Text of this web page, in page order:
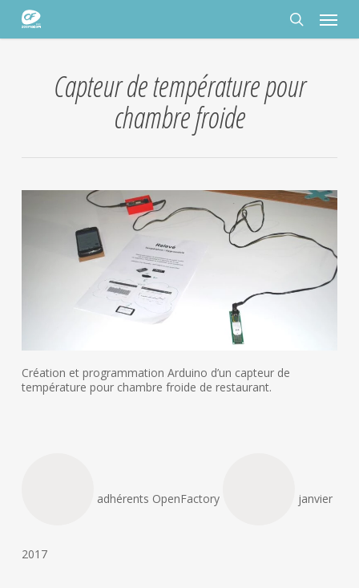
Panneau de gestion des cookies
Passer
contenu
rechercher
Menu
Capteur de température pour
chambre froide
Création et programmation Arduino d’un capteur de
température pour chambre froide de restaurant.
adhérents OpenFactory janvier
2017